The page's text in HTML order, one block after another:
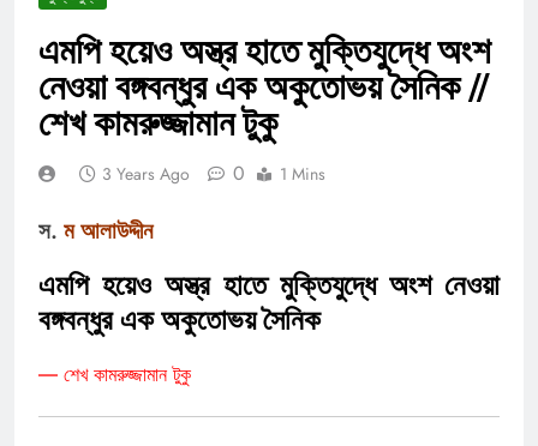
এমপি হয়েও অস্ত্র হাতে মুক্তিযুদ্ধে অংশ
নেওয়া বঙ্গবন্ধুর এক অকুতোভয় সৈনিক //
শেখ কামরুজ্জামান টুকু
3 Years Ago 0 1 Mins
স. ম আলাউদ্দীন
এমপি হয়েও অস্ত্র হাতে মুক্তিযুদ্ধে অংশ নেওয়া
বঙ্গবন্ধুর এক অকুতোভয় সৈনিক
— শেখ কামরুজ্জামান টুকু